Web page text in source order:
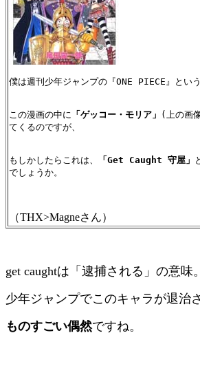
僕は週刊少年ジャンプの『ONE PIECE』とい
この漫画の中に 「ゲッコー・モリア」 (上の画
てくるのですが、
もしかしたらこれは、 「Get Caught 守屋」
でしょうか。
（THX>Magneさん）
get caughtは「逮捕される」の意味。
少年ジャンプでこのキャラが退治
ものすごい偶然ですね。